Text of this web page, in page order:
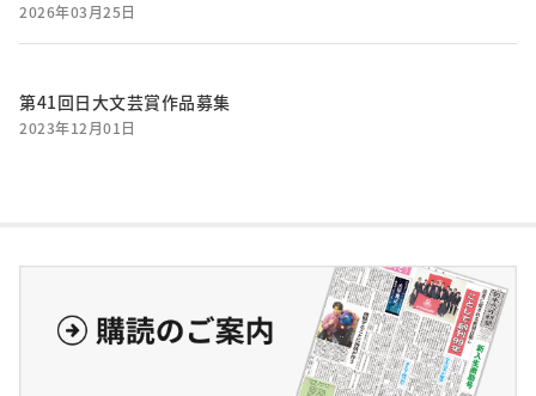
2026年03月25日
第41回日大文芸賞作品募集
2023年12月01日